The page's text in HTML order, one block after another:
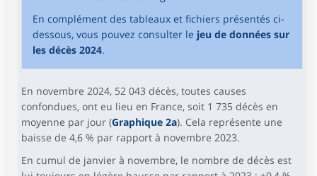
En complément des tableaux et fichiers présentés ci-
dessous, vous pouvez consulter le jeu de données sur
les décès 2024.
En novembre 2024, 52 043 décès, toutes causes
confondues, ont eu lieu en France, soit 1 735 décès en
moyenne par jour (Graphique 2a). Cela représente une
baisse de 4,6 % par rapport à novembre 2023.
En cumul de janvier à novembre, le nombre de décès est